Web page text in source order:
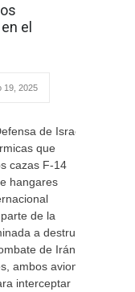
el
19, 2025
de Israel
que
cazas F‑14
hangares
de la
a destruir las
de Irán.
ambos aviones
interceptar